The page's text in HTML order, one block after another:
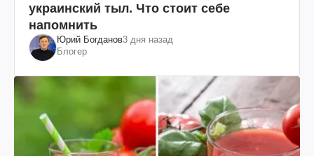
украинский тыл. Что стоит себе
напомнить
Юрий Богданов3 дня назад
Блогер